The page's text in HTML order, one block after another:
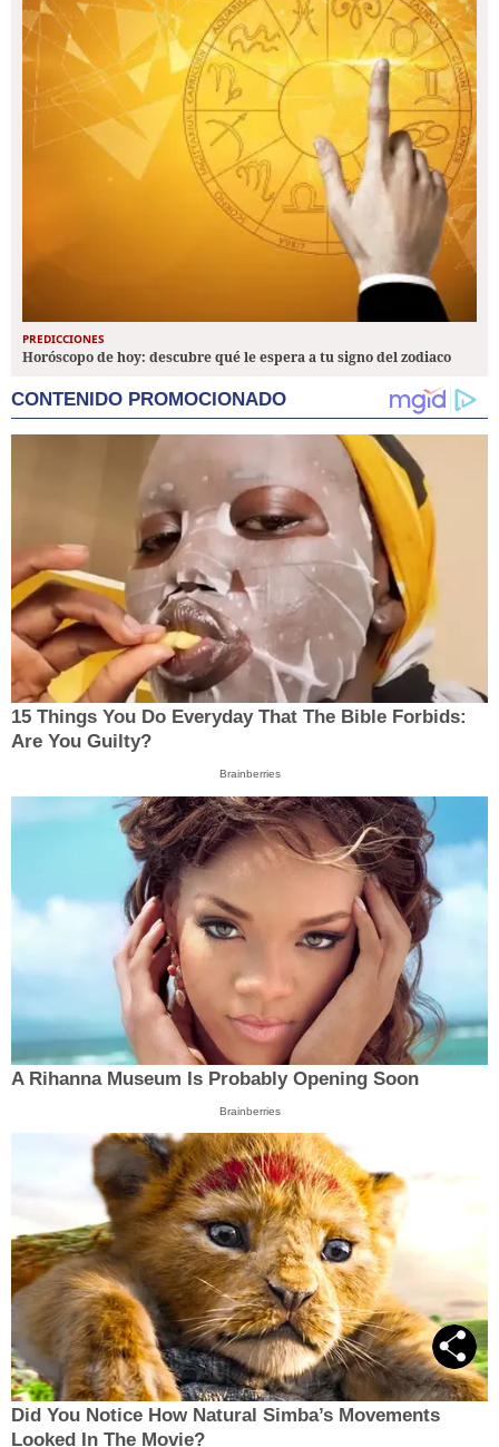
PREDICCIONES
Horóscopo de hoy: descubre qué le espera a tu signo del zodiaco
CONTENIDO PROMOCIONADO
15 Things You Do Everyday That The Bible Forbids:
Are You Guilty?
Brainberries
A Rihanna Museum Is Probably Opening Soon
Brainberries
Did You Notice How Natural Simba’s Movements
Looked In The Movie?